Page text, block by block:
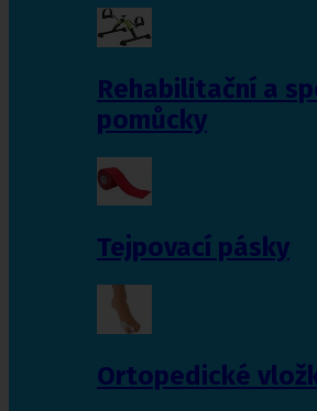
Rehabilitační a
pomůcky
Tejpovací pásky
Ortopedické